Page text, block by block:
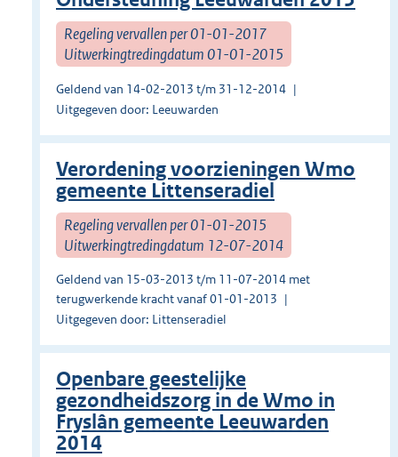
Regeling vervallen per 01-01-2017
Uitwerkingtredingdatum 01-01-2015
Geldend van 14-02-2013 t/m 31-12-2014
Uitgegeven door: Leeuwarden
Verordening voorzieningen Wmo
gemeente Littenseradiel
Regeling vervallen per 01-01-2015
Uitwerkingtredingdatum 12-07-2014
Geldend van 15-03-2013 t/m 11-07-2014 met
terugwerkende kracht vanaf 01-01-2013
Uitgegeven door: Littenseradiel
Openbare geestelijke
gezondheidszorg in de Wmo in
Fryslân gemeente Leeuwarden
2014